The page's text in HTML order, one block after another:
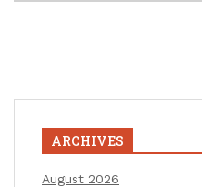
ARCHIVES
August 2026